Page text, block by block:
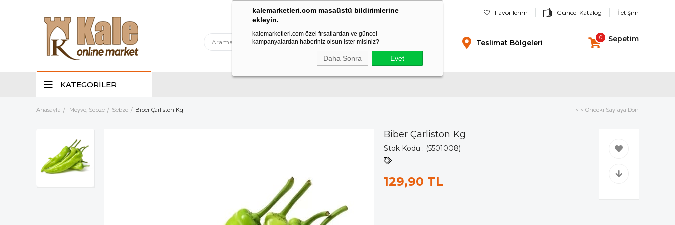
kalemarketleri.com masaüstü bildirimlerine
ekleyin.
kalemarketleri.com özel fırsatlardan ve güncel
kampanyalardan haberiniz olsun ister misiniz?
Daha Sonra Evet
Favorilerim Güncel Katalog İletişim
Sepetim
0
Teslimat Bölgeleri
KATEGORİLER
Anasayfa Meyve, Sebze Sebze Biber Çarliston Kg < < Önceki Sayfaya Dön
Biber Çarliston Kg
Stok Kodu (5501008)
129,90 TL